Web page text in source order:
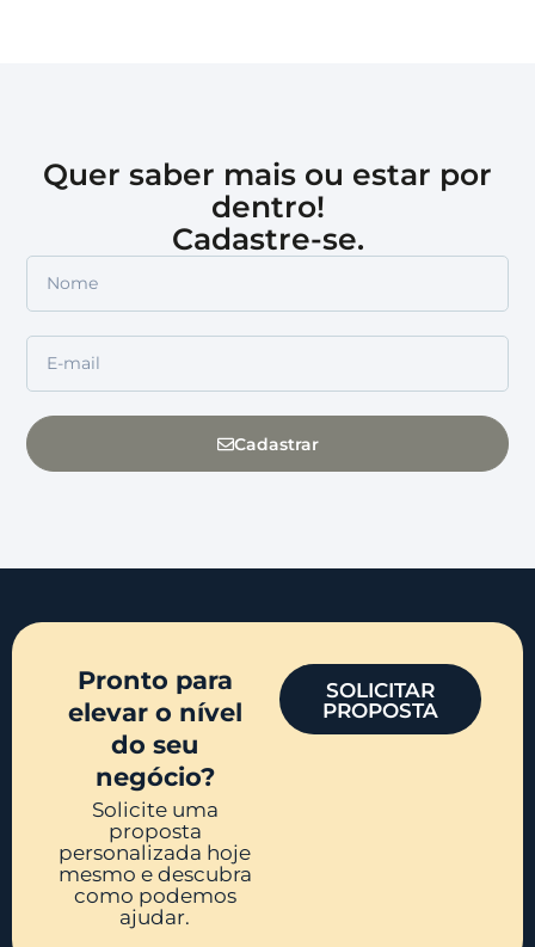
Quer saber mais ou estar por
dentro!
Cadastre-se.
Cadastrar
Pronto para
elevar o nível
do seu
negócio?
Solicite uma
proposta
personalizada hoje
mesmo e descubra
como podemos
ajudar.
SOLICITAR
PROPOSTA